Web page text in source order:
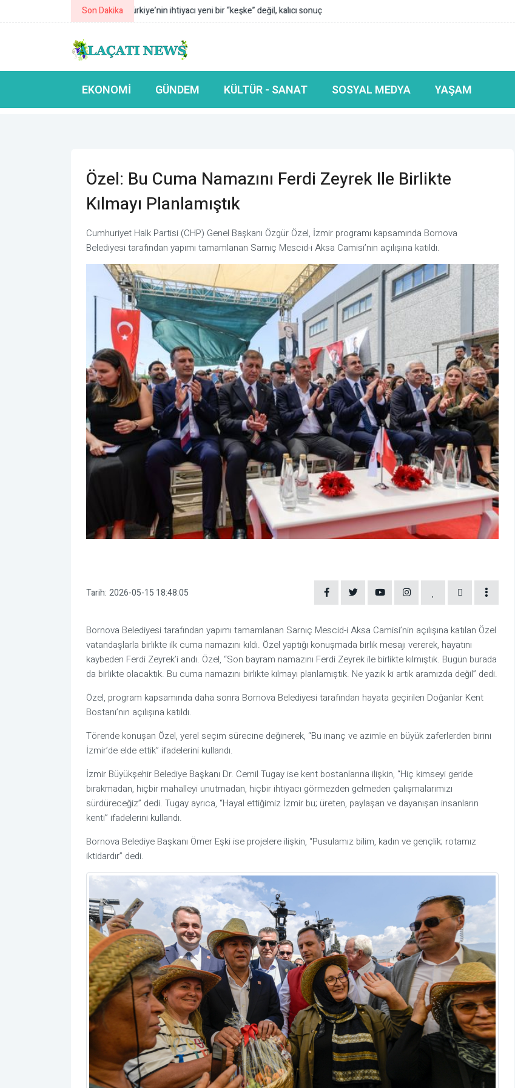
Son Dakika Sağlık Bakanlığı: 115 Yataklı ÇOSB Kapaklı Devlet Hastanesi hizmete giriyor
EKONOMI GÜNDEM KÜLTÜR - SANAT SOSYAL MEDYA YAŞAM
Özel: Bu Cuma Namazını Ferdi Zeyrek Ile Birlikte
Kılmayı Planlamıştık
Cumhuriyet Halk Partisi (CHP) Genel Başkanı Özgür Özel, İzmir programı kapsamında Bornova
Belediyesi tarafından yapımı tamamlanan Sarnıç Mescid-i Aksa Camisi’nin açılışına katıldı.
Tarih: 2026-05-15 18:48:05
Bornova Belediyesi tarafından yapımı tamamlanan Sarnıç Mescid-i Aksa Camisi’nin açılışına katılan Özel
vatandaşlarla birlikte ilk cuma namazını kıldı. Özel yaptığı konuşmada birlik mesajı vererek, hayatını
kaybeden Ferdi Zeyrek’i andı. Özel, “Son bayram namazını Ferdi Zeyrek ile birlikte kılmıştık. Bugün burada
da birlikte olacaktık. Bu cuma namazını birlikte kılmayı planlamıştık. Ne yazık ki artık aramızda değil” dedi.
Özel, program kapsamında daha sonra Bornova Belediyesi tarafından hayata geçirilen Doğanlar Kent
Bostanı’nın açılışına katıldı.
Törende konuşan Özel, yerel seçim sürecine değinerek, “Bu inanç ve azimle en büyük zaferlerden birini
İzmir’de elde ettik” ifadelerini kullandı.
İzmir Büyükşehir Belediye Başkanı Dr. Cemil Tugay ise kent bostanlarına ilişkin, “Hiç kimseyi geride
bırakmadan, hiçbir mahalleyi unutmadan, hiçbir ihtiyacı görmezden gelmeden çalışmalarımızı
sürdüreceğiz” dedi. Tugay ayrıca, “Hayal ettiğimiz İzmir bu; üreten, paylaşan ve dayanışan insanların
kenti” ifadelerini kullandı.
Bornova Belediye Başkanı Ömer Eşki ise projelere ilişkin, “Pusulamız bilim, kadın ve gençlik; rotamız
iktidardır” dedi.